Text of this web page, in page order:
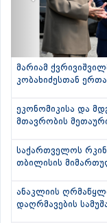
მარიამ
კობახიძესთან
ეკონომიკისა და
მთავრობის
საქართველოს
თბილისის
ანაკლიის
დაღრმავების